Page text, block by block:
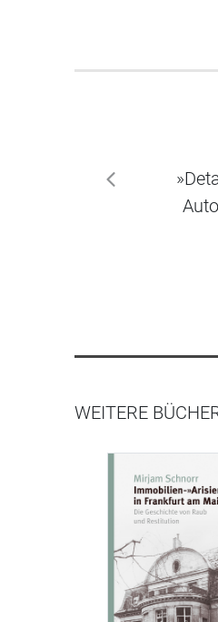
zurück
WEITERE